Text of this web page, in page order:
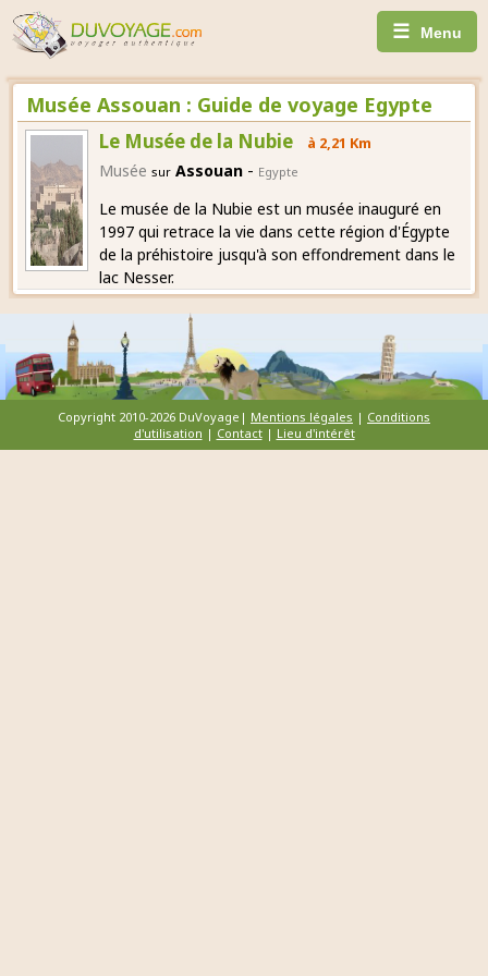
☰ Menu
Musée Assouan : Guide de voyage Egypte
Le Musée de la Nubie à 2,21 Km
Musée sur Assouan- Egypte
Le musée de la Nubie est un musée inauguré en
1997 qui retrace la vie dans cette région d'Égypte
de la préhistoire jusqu'à son effondrement dans le
lac Nesser.
Copyright 2010-2026 DuVoyage| Mentions légales | Conditions
d'utilisation | Contact| Lieu d'intérêt